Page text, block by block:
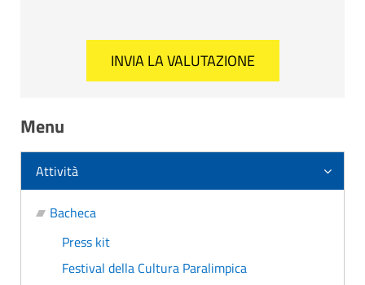
Menu
Attività
Bacheca
Press kit
Festival della Cultura Paralimpica